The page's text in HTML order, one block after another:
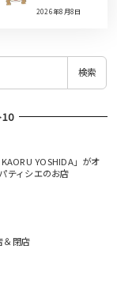
2026年8月8日
検索
YOSHIDA」がオ
ティシエのお店
＆閉店